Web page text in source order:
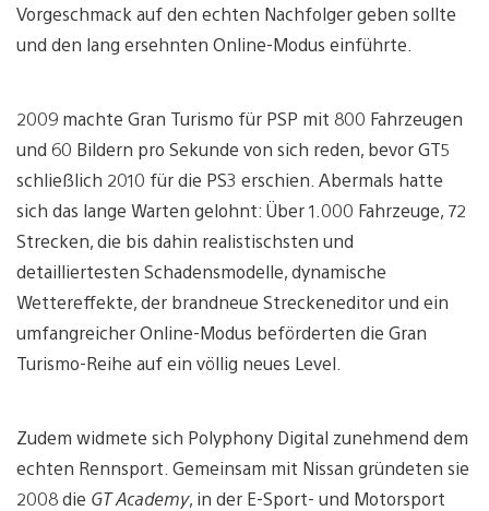
Vorgeschmack auf den echten Nachfolger geben sollte
und den lang ersehnten Online-Modus einführte.
2009 machte Gran Turismo für PSP mit 800 Fahrzeugen
und 60 Bildern pro Sekunde von sich reden, bevor GT5
schließlich 2010 für die PS3 erschien. Abermals hatte
sich das lange Warten gelohnt: Über 1.000 Fahrzeuge, 72
Strecken, die bis dahin realistischsten und
detailliertesten Schadensmodelle, dynamische
Wettereffekte, der brandneue Streckeneditor und ein
umfangreicher Online-Modus beförderten die Gran
Turismo-Reihe auf ein völlig neues Level.
Zudem widmete sich Polyphony Digital zunehmend dem
echten Rennsport. Gemeinsam mit Nissan gründeten sie
2008 die GT Academy, in der E-Sport- und Motorsport